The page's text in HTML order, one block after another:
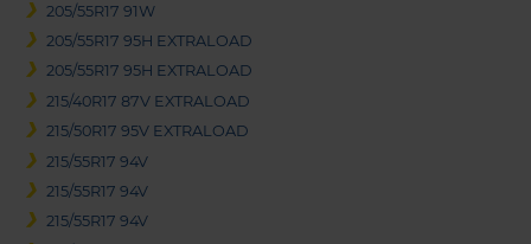
205/55R17 91W
205/55R17 95H EXTRALOAD
205/55R17 95H EXTRALOAD
215/40R17 87V EXTRALOAD
215/50R17 95V EXTRALOAD
215/55R17 94V
215/55R17 94V
215/55R17 94V